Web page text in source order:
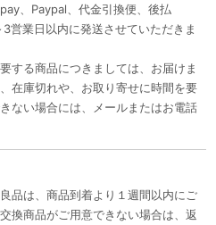
、Paypal、代金引換便、後払
営業日以内に発送させていただきま
する商品につきましては、お届けま
在庫切れや、お取り寄せに時間を要
ない場合には、メールまたはお電話
品は、商品到着より１週間以内にご
換商品がご用意できない場合は、返